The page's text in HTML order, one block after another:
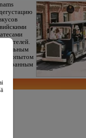
опытом